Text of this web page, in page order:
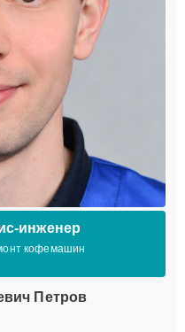
инженер
кофемашин
Петров